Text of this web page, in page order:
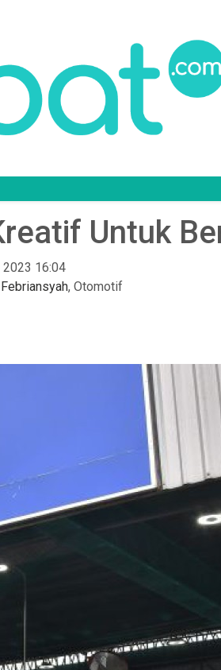
Untuk
2023 16:04
, Otomotif